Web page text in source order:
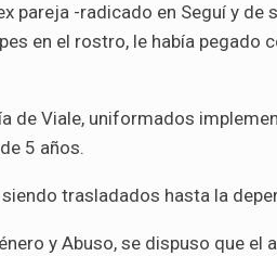
pareja -radicado en Seguí y de
en el rostro, le había pegado
de Viale, uniformados
5 años.
trasladados hasta la
y Abuso, se dispuso que el